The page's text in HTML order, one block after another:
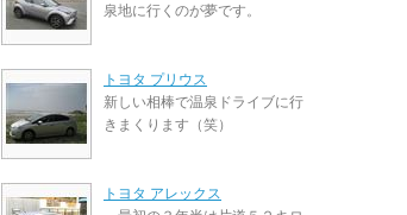
泉地に行くのが夢です。
トヨタ プリウス
新しい相棒で温泉ドライブに行
きまくります（笑）
トヨタ アレックス